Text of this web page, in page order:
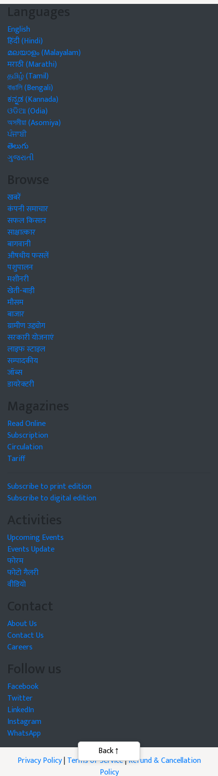
Languages
English
हिंदी (Hindi)
മലയാളം (Malayalam)
मराठी (Marathi)
தமிழ் (Tamil)
বাঙালি (Bengali)
ಕನ್ನಡ (Kannada)
ଓଡିଆ (Odia)
অসমীয়া (Asomiya)
ਪੰਜਾਬੀ
తెలుగు
ગુજરાતી
Browse
खबरें
कंपनी समाचार
सफल किसान
साक्षात्कार
बागवानी
औषधीय फसलें
पशुपालन
मशीनरी
खेती-बाड़ी
मौसम
बाजार
ग्रामीण उद्द्योग
सरकारी योजनाएं
लाइफ स्टाइल
सम्पादकीय
जॉब्स
डायरेक्टरी
Magazines
Read Online
Subscription
Circulation
Tariff
Subscribe to print edition
Subscribe to digital edition
Activities
Upcoming Events
Events Update
फोरम
फोटो गैलरी
वीडियो
Contact
About Us
Contact Us
Careers
Follow us
Facebook
Twitter
LinkedIn
Instagram
WhatsApp
Privacy Policy|Terms of Service|Refund & Cancellation
Policy